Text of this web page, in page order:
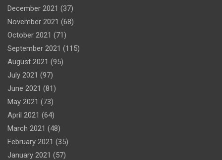
December 2021 (37)
November 2021 (68)
October 2021 (71)
September 2021 (115)
August 2021 (95)
July 2021 (97)
June 2021 (81)
May 2021 (73)
April 2021 (64)
March 2021 (48)
February 2021 (35)
January 2021 (57)